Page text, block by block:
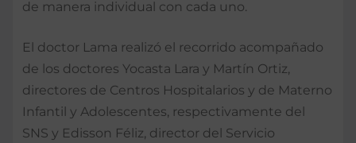
de manera individual con cada uno.
El doctor Lama realizó el recorrido acompañado
de los doctores Yocasta Lara y Martín Ortiz,
directores de Centros Hospitalarios y de Materno
Infantil y Adolescentes, respectivamente del
SNS y Edisson Féliz, director del Servicio